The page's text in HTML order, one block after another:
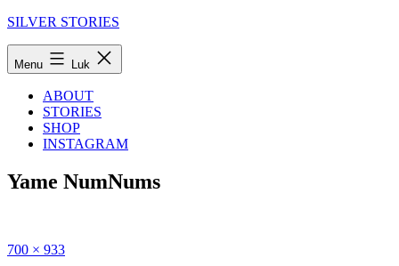
Fortsæt
SILVER STORIES
Menu Luk
ABOUT
STORIES
SHOP
INSTAGRAM
Yame NumNums
Udgivet
Fuld
700 × 933